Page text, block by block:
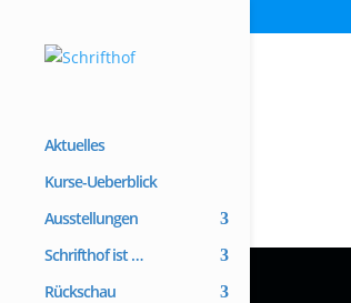
Aktuelles
Kurse-Ueberblick
Ausstellungen
Schrifthof ist …
Rückschau